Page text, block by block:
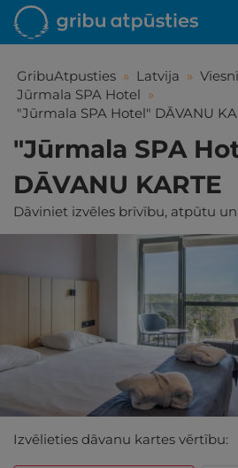
GribuAtpusties » Latvija »
Jūrmala SPA Hotel »
"Jūrmala SPA Hotel" DĀVANU
"Jūrmala SPA
DĀVANU KARTE
Dāviniet izvēles brīvību, atpūtu
Izvēlieties dāvanu kartes vērtību: